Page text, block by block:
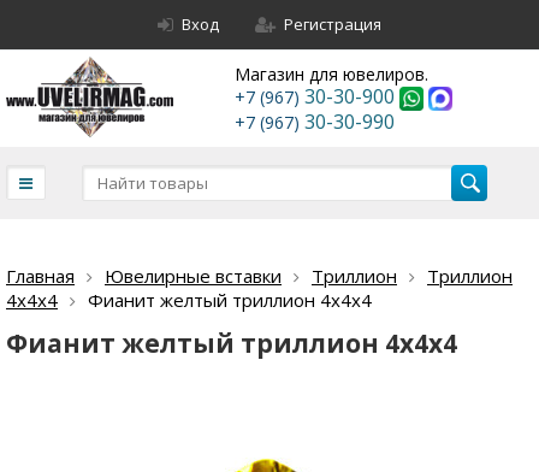
Вход Регистрация
Магазин для ювелиров.
+7 (967) 30-30-900
+7 (967) 30-30-990
Главная Ювелирные вставки Триллион
Триллион
4х4х4
Фианит желтый триллион 4х4х4
Фианит желтый триллион 4х4х4